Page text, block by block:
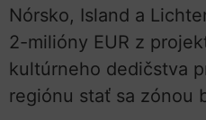
Nórsko, Island a
2-milióny EUR z
kultúrneho dedičstva
regiónu stať sa zónou